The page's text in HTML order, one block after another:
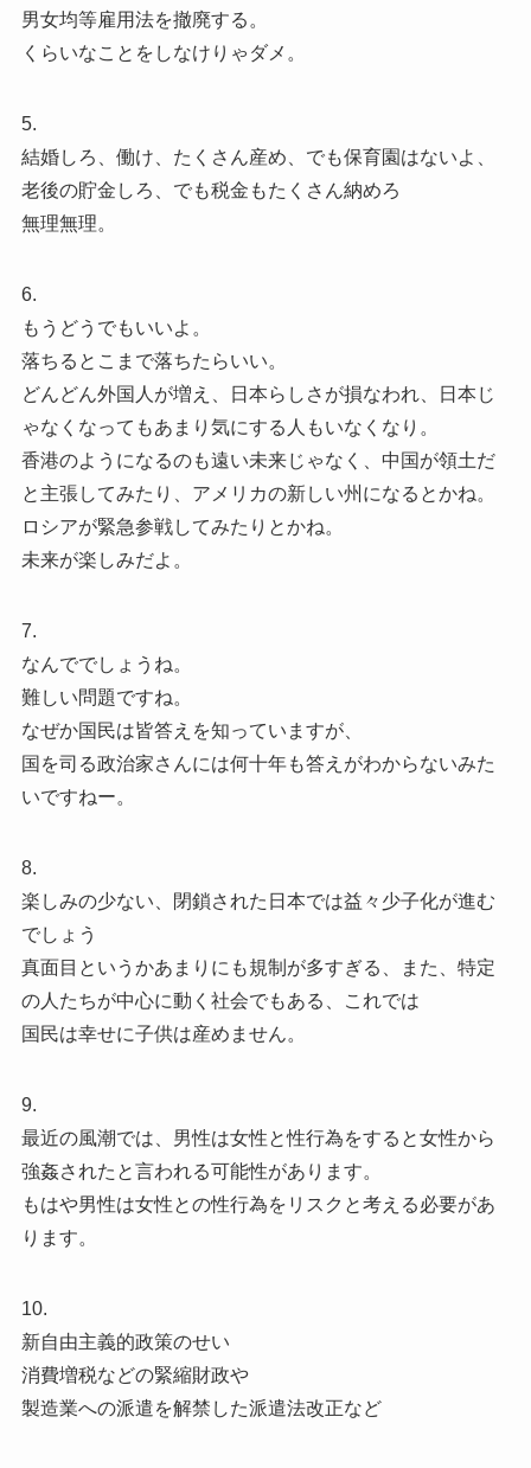
男女均等雇用法を撤廃する。
くらいなことをしなけりゃダメ。
5.
結婚しろ、働け、たくさん産め、でも保育園はないよ、
老後の貯金しろ、でも税金もたくさん納めろ
無理無理。
6.
もうどうでもいいよ。
落ちるとこまで落ちたらいい。
どんどん外国人が増え、日本らしさが損なわれ、日本じ
ゃなくなってもあまり気にする人もいなくなり。
香港のようになるのも遠い未来じゃなく、中国が領土だ
と主張してみたり、アメリカの新しい州になるとかね。
ロシアが緊急参戦してみたりとかね。
未来が楽しみだよ。
7.
なんででしょうね。
難しい問題ですね。
なぜか国民は皆答えを知っていますが、
国を司る政治家さんには何十年も答えがわからないみた
いですねー。
8.
楽しみの少ない、閉鎖された日本では益々少子化が進む
でしょう
真面目というかあまりにも規制が多すぎる、また、特定
の人たちが中心に動く社会でもある、これでは
国民は幸せに子供は産めません。
9.
最近の風潮では、男性は女性と性行為をすると女性から
強姦されたと言われる可能性があります。
もはや男性は女性との性行為をリスクと考える必要があ
ります。
10.
新自由主義的政策のせい
消費増税などの緊縮財政や
製造業への派遣を解禁した派遣法改正など